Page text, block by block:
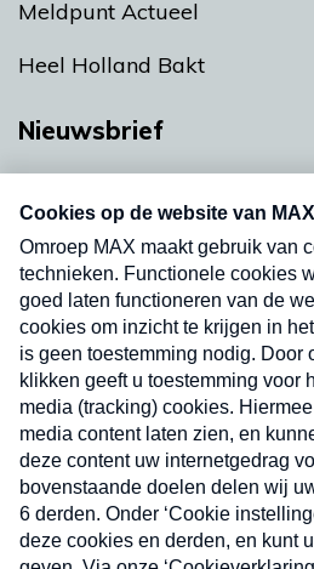
Meldpunt Actueel
Heel Holland Bakt
Nieuwsbrief
nieuwsbrief. Elke vrijdag- en
uw mailbox.
Nieuwsbrief